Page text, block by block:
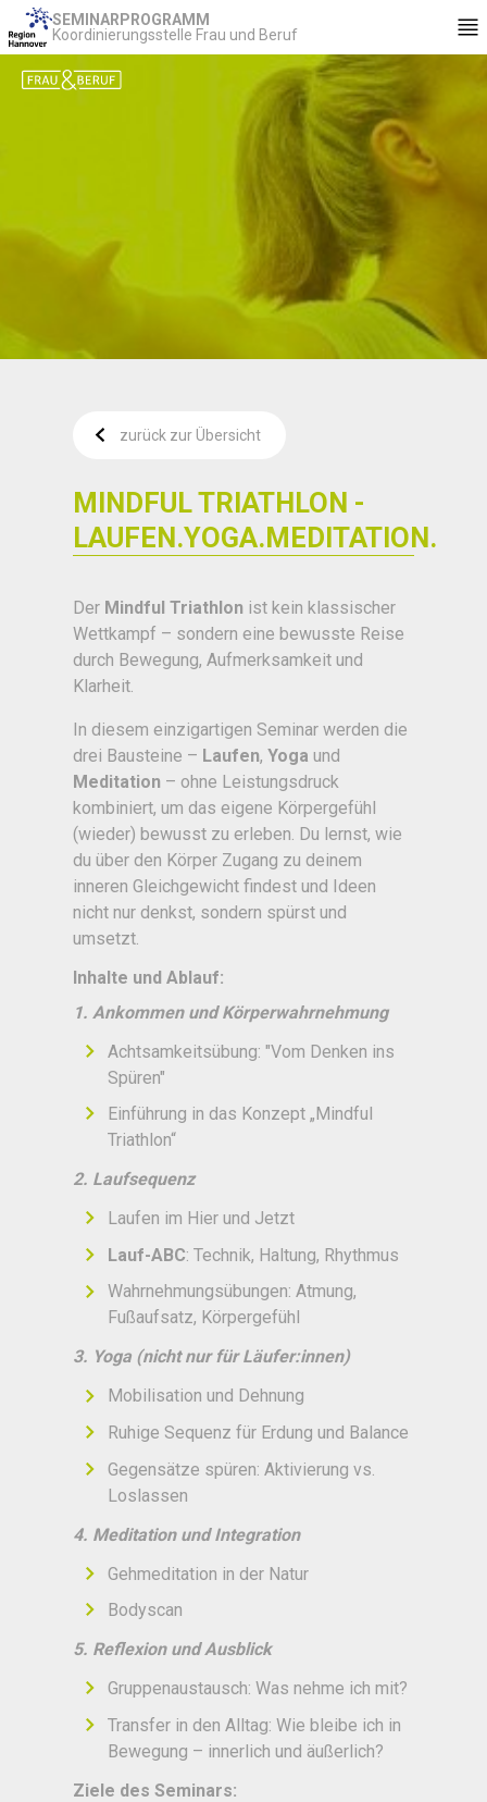
SEMINARPROGRAMM
Koordinierungsstelle Frau und Beruf
zurück zur Übersicht
MINDFUL TRIATHLON -
LAUFEN.YOGA.MEDITATION.
Der Mindful Triathlon ist kein klassischer
Wettkampf – sondern eine bewusste Reise
durch Bewegung, Aufmerksamkeit und
Klarheit.
In diesem einzigartigen Seminar werden die
drei Bausteine – Laufen,Yoga und
Meditation – ohne Leistungsdruck
kombiniert, um das eigene Körpergefühl
(wieder) bewusst zu erleben. Du lernst, wie
du über den Körper Zugang zu deinem
inneren Gleichgewicht findest und Ideen
nicht nur denkst, sondern spürst und
umsetzt.
Inhalte und Ablauf:
1. Ankommen und Körperwahrnehmung
Achtsamkeitsübung: "Vom Denken ins
Spüren"
Einführung in das Konzept „Mindful
Triathlon“
2. Laufsequenz
Laufen im Hier und Jetzt
Lauf-ABC: Technik, Haltung, Rhythmus
Wahrnehmungsübungen: Atmung,
Fußaufsatz, Körpergefühl
3. Yoga (nicht nur für Läufer:innen)
Mobilisation und Dehnung
Ruhige Sequenz für Erdung und Balance
Gegensätze spüren: Aktivierung vs.
Loslassen
4. Meditation und Integration
Gehmeditation in der Natur
Bodyscan
5. Reflexion und Ausblick
Gruppenaustausch: Was nehme ich mit?
Transfer in den Alltag: Wie bleibe ich in
Bewegung – innerlich und äußerlich?
Ziele des Seminars: